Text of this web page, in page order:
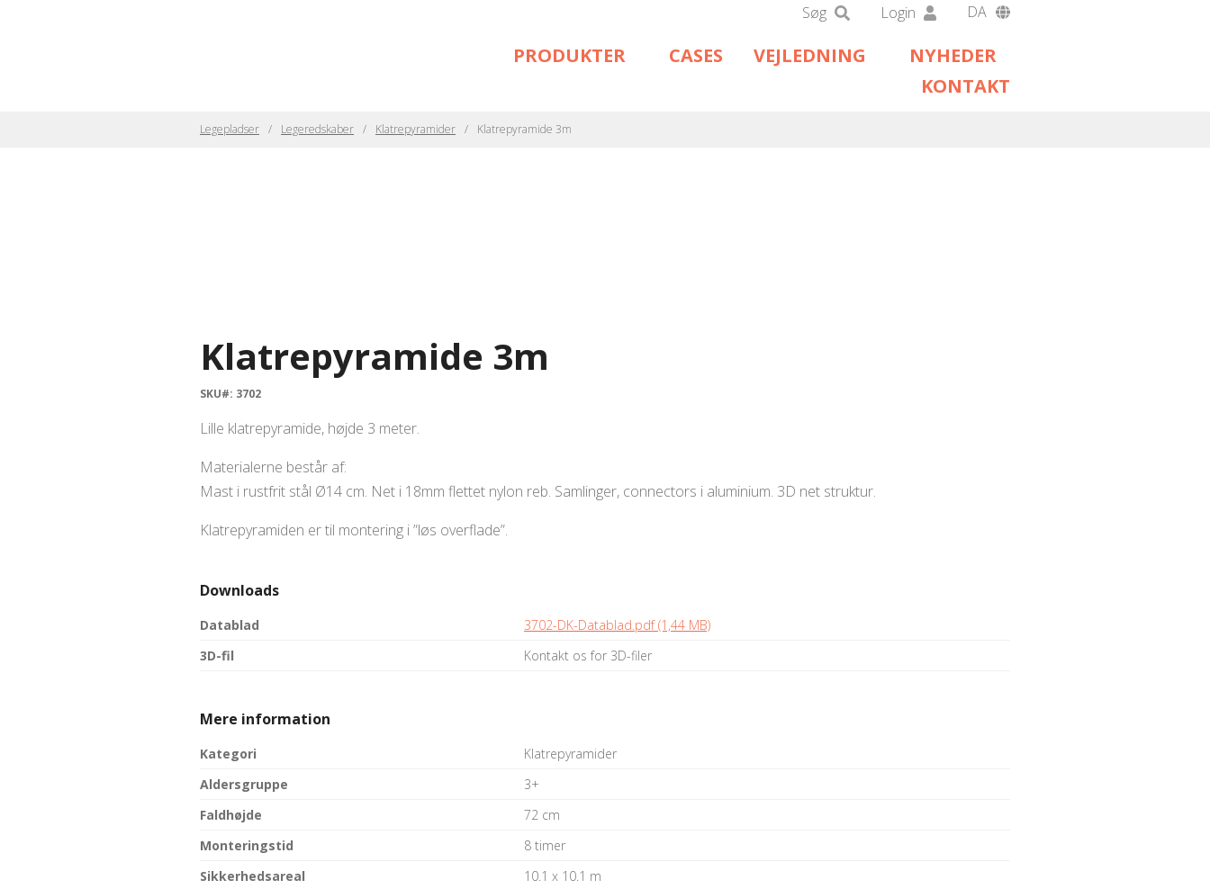
Søg Login
DA
DE
PRODUKTER CASES VEJLEDNING
NYHEDER
KONTAKT
Legepladser Legeredskaber Klatrepyramider Klatrepyramide 3m
Klatrepyramide 3m
SKU#: 3702
Lille klatrepyramide, højde 3 meter.
Materialerne består af:
Mast i rustfrit stål Ø14 cm. Net i 18mm flettet nylon reb. Samlinger, connectors i aluminium. 3D net struktur.
Klatrepyramiden er til montering i ”løs overflade”.
Downloads
Datablad
3702-DK-Datablad.pdf (1,44 MB)
3D-fil
Kontakt os for 3D-filer
Mere information
Kategori
Klatrepyramider
Aldersgruppe
3+
Faldhøjde
72 cm
Monteringstid
8 timer
Sikkerhedsareal
10.1 x 10.1 m